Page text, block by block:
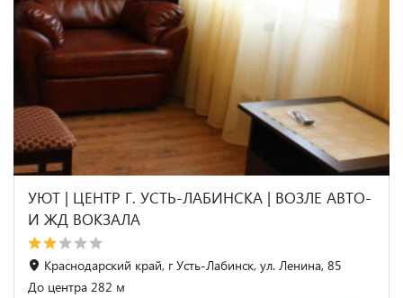
УЮТ | ЦЕНТР Г. УСТЬ-ЛАБИНСКА | ВОЗЛЕ АВТО-
И ЖД ВОКЗАЛА
Краснодарский край, г Усть-Лабинск, ул. Ленина, 85
До центра 282 м